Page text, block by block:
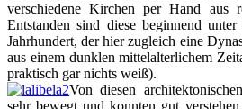
verschiedene Kirchen per Hand aus
Entstanden sind diese beginnend
Jahrhundert, der hier zugleich eine
aus einem dunklen mittelalterlichem
praktisch gar nichts weiß).
Von diesen